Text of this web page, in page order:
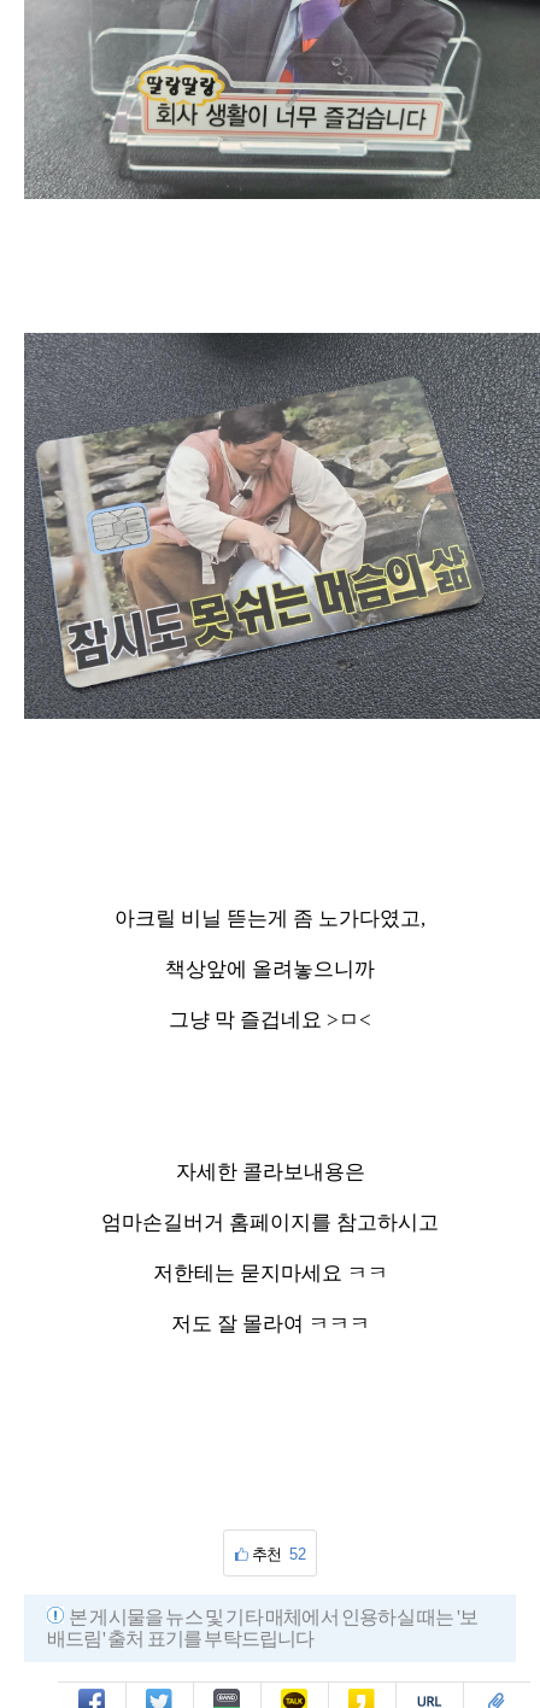
아크릴 비닐 뜯는게 좀 노가다였고,
책상앞에 올려놓으니까
그냥 막 즐겁네요 >ㅁ<
자세한 콜라보내용은
엄마손길버거 홈페이지를 참고하시고
저한테는 묻지마세요 ㅋㅋ
저도 잘 몰라여 ㅋㅋㅋ
추천 52
본 게시물을 뉴스 및 기타 매체에서 인용하실 때는 '보
배드림' 출처 표기를 부탁드립니다